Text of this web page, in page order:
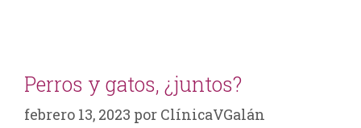
Perros y gatos, ¿juntos?
febrero 13, 2023 por ClínicaVGalán